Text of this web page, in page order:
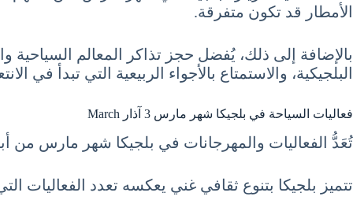
الأمطار قد تكون متفرقة.
بالإضافة إلى ذلك، يُفضل حجز تذاكر المعالم السياحية
البلجيكية، والاستمتاع بالأجواء الربيعية التي تبدأ في
فعاليات السياحة في بلجيكا شهر مارس 3 آذار March
تُعَدُّ الفعاليات والمهرجانات في بلجيكا شهر مارس من
تتميز بلجيكا بتنوع ثقافي غني يعكسه تعدد الفعاليات